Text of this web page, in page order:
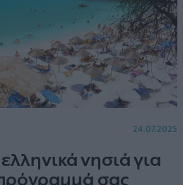
24.07.2025
νησιά για
σας